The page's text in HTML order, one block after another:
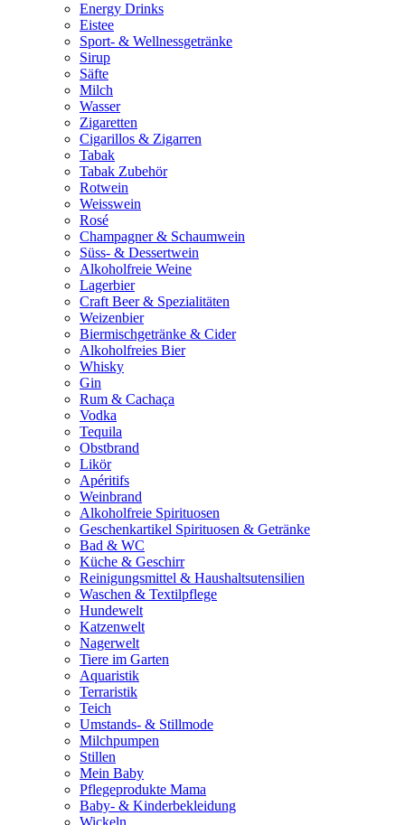
Energy Drinks
Eistee
Sport- & Wellnessgetränke
Sirup
Säfte
Milch
Wasser
Zigaretten
Cigarillos & Zigarren
Tabak
Tabak Zubehör
Rotwein
Weisswein
Rosé
Champagner & Schaumwein
Süss- & Dessertwein
Alkoholfreie Weine
Lagerbier
Craft Beer & Spezialitäten
Weizenbier
Biermischgetränke & Cider
Alkoholfreies Bier
Whisky
Gin
Rum & Cachaça
Vodka
Tequila
Obstbrand
Likör
Apéritifs
Weinbrand
Alkoholfreie Spirituosen
Geschenkartikel Spirituosen & Getränke
Bad & WC
Küche & Geschirr
Reinigungsmittel & Haushaltsutensilien
Waschen & Textilpflege
Hundewelt
Katzenwelt
Nagerwelt
Tiere im Garten
Aquaristik
Terraristik
Teich
Umstands- & Stillmode
Milchpumpen
Stillen
Mein Baby
Pflegeprodukte Mama
Baby- & Kinderbekleidung
Wickeln